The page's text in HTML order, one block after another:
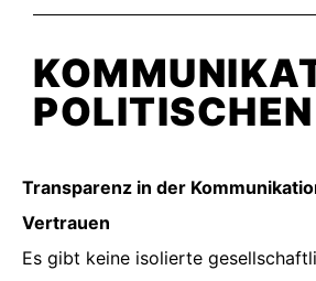
Transparenz in der
Vertrauen
Es gibt keine isolierte